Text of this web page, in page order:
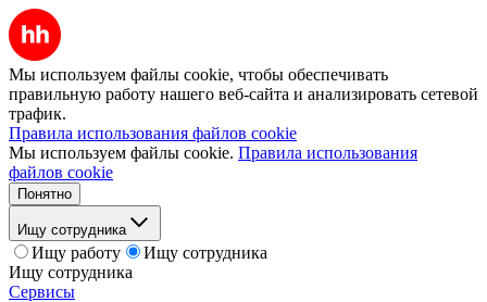
Мы используем файлы cookie, чтобы обеспечивать
правильную работу нашего веб-сайта и анализировать сетевой
трафик.
Правила использования файлов cookie
Мы используем файлы cookie. Правила использования
файлов cookie
Понятно
Ищу сотрудника
Ищу работу
Ищу сотрудника
Ищу сотрудника
Сервисы